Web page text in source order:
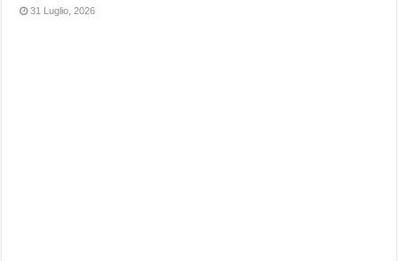
31 Luglio, 2026